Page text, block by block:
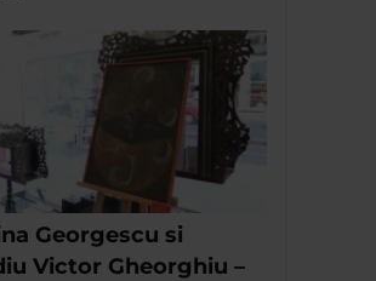
Georgescu si
Victor Gheorghiu –